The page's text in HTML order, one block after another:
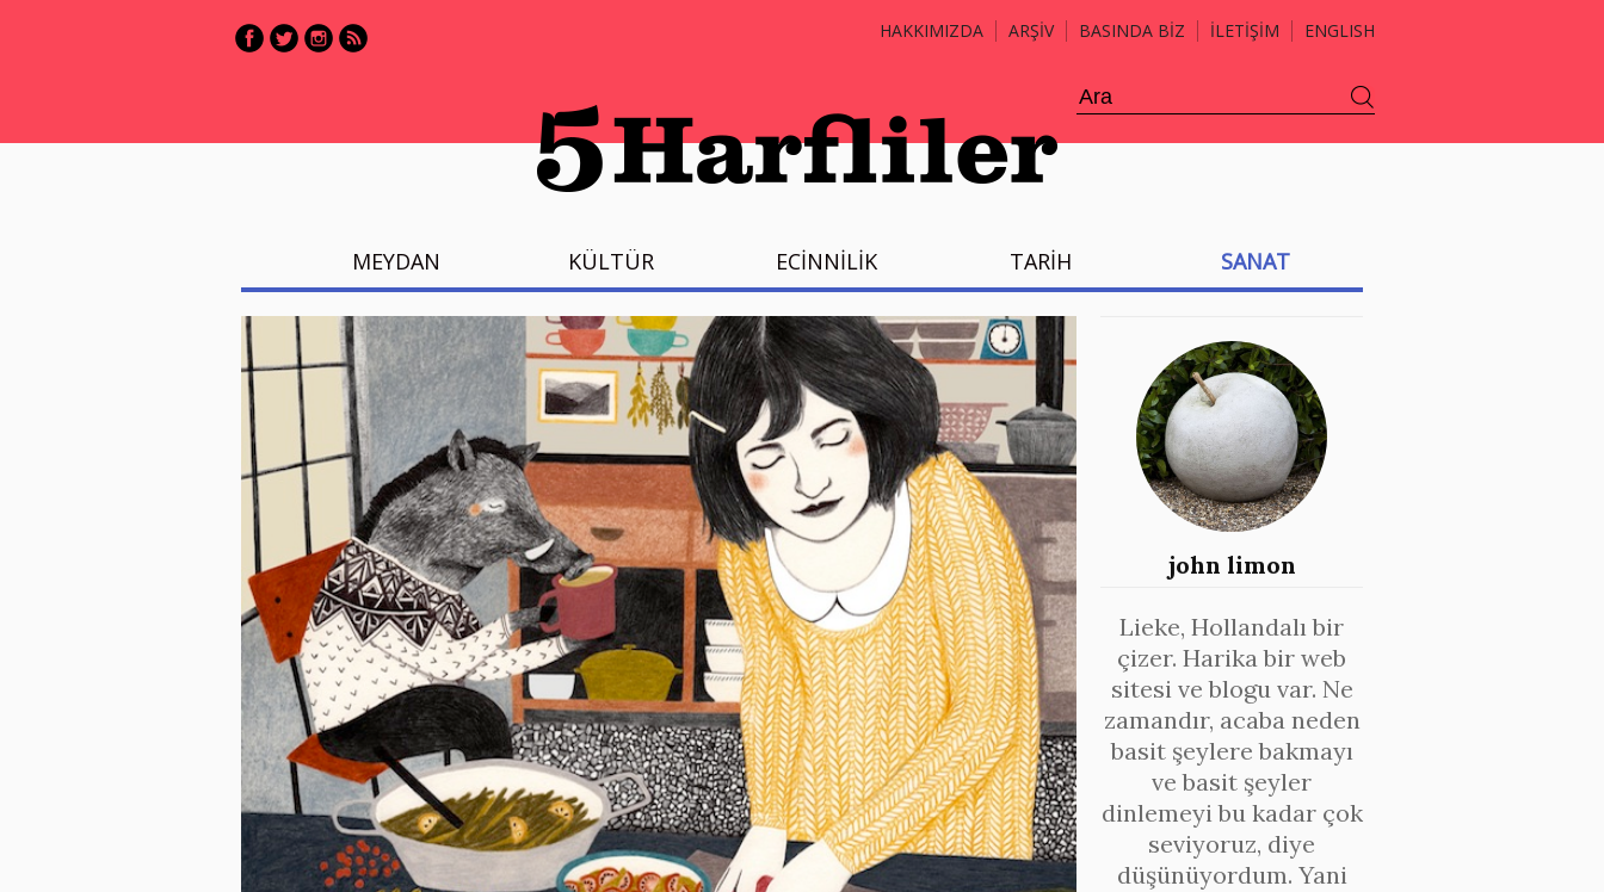
HAKKIMIZDA ARŞİV BASINDA BİZ İLETİŞİM ENGLISH
MEYDAN KÜLTÜR ECİNNİLİK TARİH SANAT
john limon
Lieke, Hollandalı bir
çizer. Harika bir web
sitesi ve blogu var. Ne
zamandır, acaba neden
basit şeylere bakmayı
ve basit şeyler
dinlemeyi bu kadar çok
seviyoruz, diye
düşünüyordum. Yani